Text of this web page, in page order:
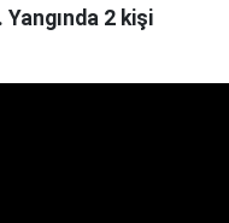
Yangında 2 kişi